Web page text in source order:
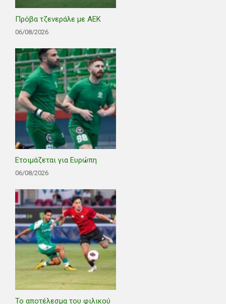
Πρόβα τζενεράλε με ΑΕΚ
06/08/2026
Ετοιμάζεται για Ευρώπη
06/08/2026
Το αποτέλεσμα του φιλικού